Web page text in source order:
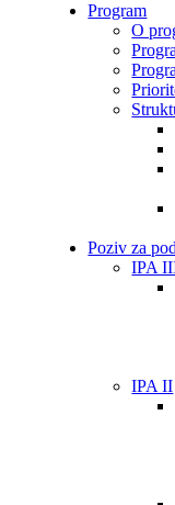
Program
O
Poziv za
IPA
IPA II